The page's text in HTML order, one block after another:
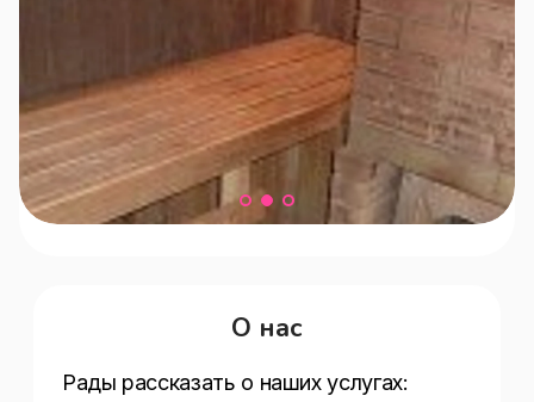
О нас
Рады рассказать о наших услугах: